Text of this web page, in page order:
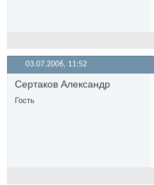
03.07.2006, 11:52
Сертаков Александр
Гость